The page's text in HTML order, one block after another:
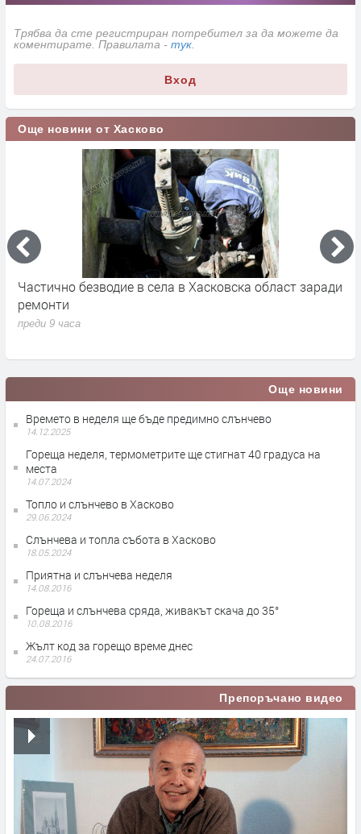
Трябва да сте регистриран потребител за да можете да
коментирате. Правилата - тук
Вход
Още новини от Хасково
Частично безводие в села в Хасковска област заради
ремонти
преди 9 часа
Още новини
Времето в неделя ще бъде предимно слънчево
14.12.2025
Гореща неделя, термометрите ще стигнат 40 градуса на
места
14.07.2024
Топло и слънчево в Хасково
29.06.2024
Слънчева и топла събота в Хасково
18.05.2024
Приятна и слънчева неделя
14.08.2016
Гореща и слънчева сряда, живакът скача до 35°
10.08.2016
Жълт код за горещо време днес
24.07.2016
Препоръчано видео